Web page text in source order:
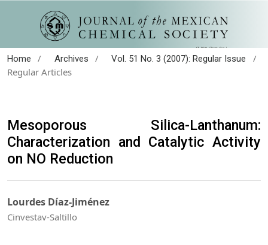
Home / Archives / Vol. 51 No. 3 (2007): Regular Issue
/
Regular Articles
Mesoporous Silica-Lanthanum:
Characterization and Catalytic Activity
on NO Reduction
Lourdes Díaz-Jiménez
Cinvestav-Saltillo